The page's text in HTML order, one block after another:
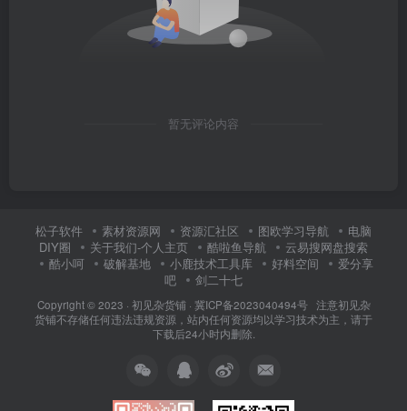
暂无评论内容
松子软件 素材资源网 资源汇社区 图欧学习导航
电脑
DIY圈
关于我们-个人主页 酷啦鱼导航
云易搜网盘搜索
酷小呵
破解基地 小鹿技术工具库 好料空间
爱分享
吧
剑二十七
Copyright © 2023 · 初见杂货铺· 冀ICP备2023040494号 注意初见杂
货铺不存储任何违法违规资源，站内任何资源均以学习技术为主，请于
下载后24小时内删除.